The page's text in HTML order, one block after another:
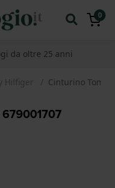
0
da oltre 25 anni
Hilfiger Cinturino